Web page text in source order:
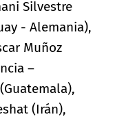
Silvestre
- Alemania),
Muñoz
–
(Irán),